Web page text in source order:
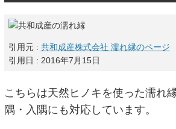
引用元 : 共和成産株式会社 濡れ縁のページ
引用日 : 2016年7月15日
こちらは天然ヒノキを使った濡れ
隅・入隅にも対応しています。